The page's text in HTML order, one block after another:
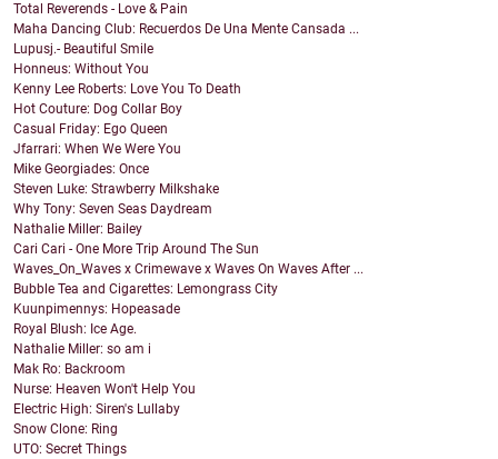
Total Reverends - Love & Pain
Maha Dancing Club: Recuerdos De Una Mente Cansada ...
Lupusj.- Beautiful Smile
Honneus: Without You
Kenny Lee Roberts: Love You To Death
Hot Couture: Dog Collar Boy
Casual Friday: Ego Queen
Jfarrari: When We Were You
Mike Georgiades: Once
Steven Luke: Strawberry Milkshake
Why Tony: Seven Seas Daydream
Nathalie Miller: Bailey
Cari Cari - One More Trip Around The Sun
Waves_On_Waves x Crimewave x Waves On Waves After ...
Bubble Tea and Cigarettes: Lemongrass City
Kuunpimennys: Hopeasade
Royal Blush: Ice Age.
Nathalie Miller: so am i
Mak Ro: Backroom
Nurse: Heaven Won't Help You
Electric High: Siren's Lullaby
Snow Clone: Ring
UTO: Secret Things